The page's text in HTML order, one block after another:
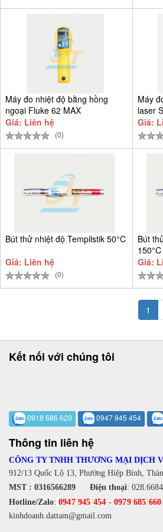
Máy đo nhiệt độ bằng hồng
ngoại Fluke 62 MAX
Giá: Liên hệ
(0)
Máy
laser
Giá:
Bút thử nhiệt độ Tempilstik 50°C
Giá: Liên hệ
(0)
Bút
150°C
Giá:
1
Kết nối với chúng tôi
0918 686 620 0947 945 454
Thông tin liên hệ
CÔNG TY TNHH THƯƠNG MẠI DỊCH
912/13 Quốc Lộ 13, Phường Hiệp Bình,
MST : 0316566289 Điện thoại:
Hotline/Zalo: 0947 945 454 -0979 685 660
kinhdoanh.dattam@gmail.com